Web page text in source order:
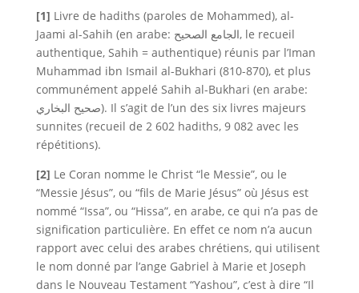
[1] Livre de hadiths (paroles de Mohammed), al-
Jaami al-Sahih (en arabe: الجامع الصحيح, le recueil
authentique, Sahih = authentique) réunis par l’Iman
Muhammad ibn Ismail al-Bukhari (810-870), et plus
communément appelé Sahih al-Bukhari (en arabe:
صحيح البخاري). Il s’agit de l’un des sixlivres majeurs
sunnites (recueil de 2 602 hadiths, 9 082 avec les
répétitions).
[2] Le Coran nomme le Christ “le Messie”, ou le
“Messie Jésus”, ou “fils de Marie Jésus” où Jésus est
nommé “Issa”, ou “Hissa”, en arabe, ce qui n’a pas de
signification particulière. En effet ce nom n’a aucun
rapport avec celui des arabes chrétiens, qui utilisent
le nom donné par l’ange Gabriel à Marie et Joseph
dans le Nouveau Testament “Yashou”, c’est à dire “Il